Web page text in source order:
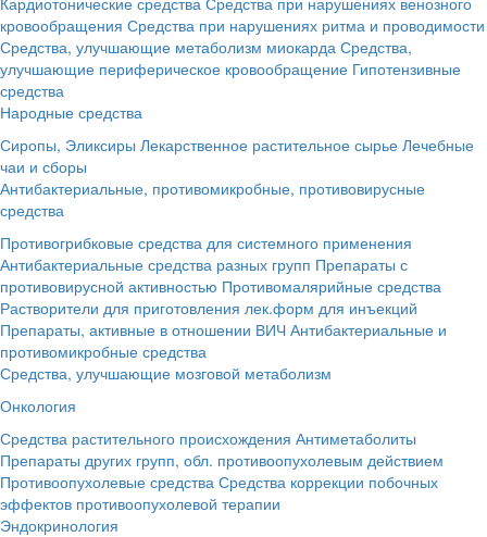
кровообращения Средства при нарушениях ритма и проводимости
Средства, улучшающие метаболизм миокарда Средства,
улучшающие периферическое кровообращение Гипотензивные
средства
Народные средства
Сиропы, Эликсиры Лекарственное растительное сырье Лечебные
чаи и сборы
Антибактериальные, противомикробные, противовирусные
средства
Противогрибковые средства для системного применения
Антибактериальные средства разных групп Препараты с
противовирусной активностью Противомалярийные средства
Растворители для приготовления лек.форм для инъекций
Препараты, активные в отношении ВИЧ Антибактериальные и
противомикробные средства
Средства, улучшающие мозговой метаболизм
Онкология
Средства растительного происхождения Антиметаболиты
Препараты других групп, обл. противоопухолевым действием
Противоопухолевые средства Средства коррекции побочных
эффектов противоопухолевой терапии
Эндокринология